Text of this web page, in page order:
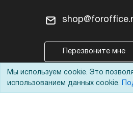
Перезвоните мне
Мы используем cookie. Это
использованием данных cookie.